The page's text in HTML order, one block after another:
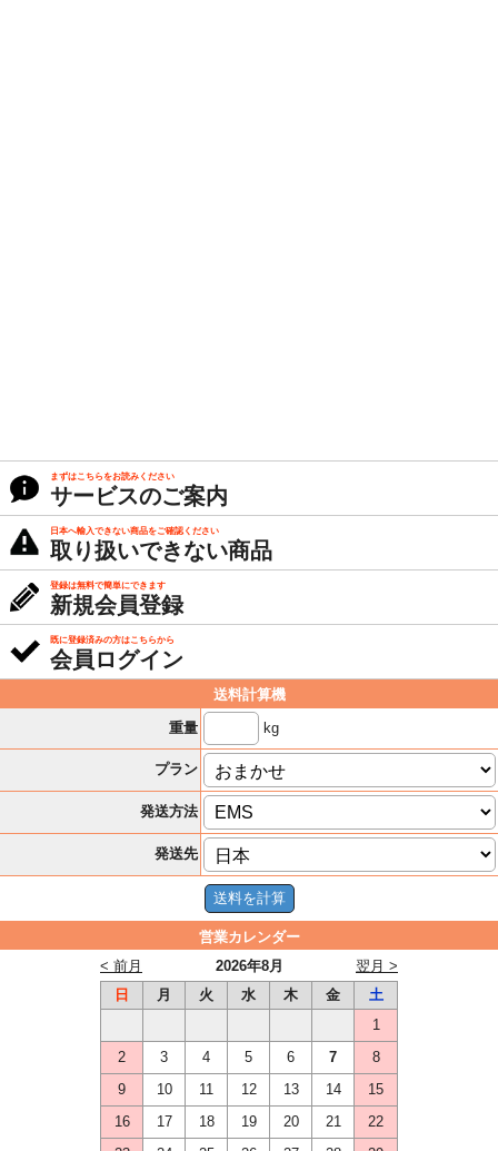
まずはこちらをお読みください
サービスのご案内
日本へ輸入できない商品をご確認ください
取り扱いできない商品
登録は無料で簡単にできます
新規会員登録
既に登録済みの方はこちらから
会員ログイン
送料計算機
重量
kg
プラン
発送方法
発送先
営業カレンダー
2026年8月
< 前月
翌月 >
日
月 火 水 木 金
土
1
2
3 4 5 6 7
8
9
10 11 12 13 14
15
16
17 18 19 20 21
22